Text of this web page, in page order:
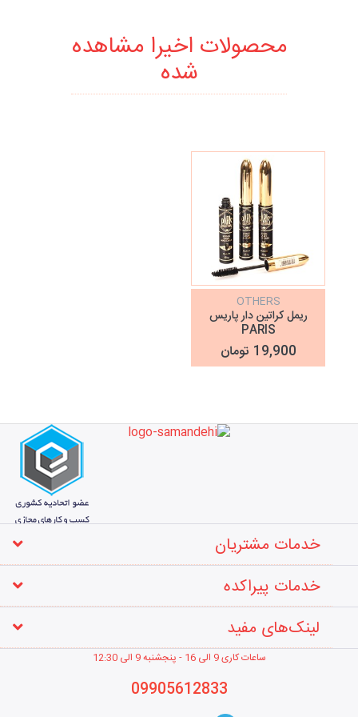
محصولات اخیرا مشاهده
شده
OTHERS
ریمل کراتین دار پاریس
PARIS
19,900 تومان
خدمات مشتریان
خدمات پیراکده
لینک‌های مفید
ساعات کاری 9 الی 16 - پنجشنبه 9 الی 12 :30
09905612833